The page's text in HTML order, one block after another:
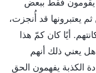
يعتبرونها قد أُنجزت،
أيًا كان كمّ هذا
يعني ذلك أنهم
الكذبة يفهمون الحق